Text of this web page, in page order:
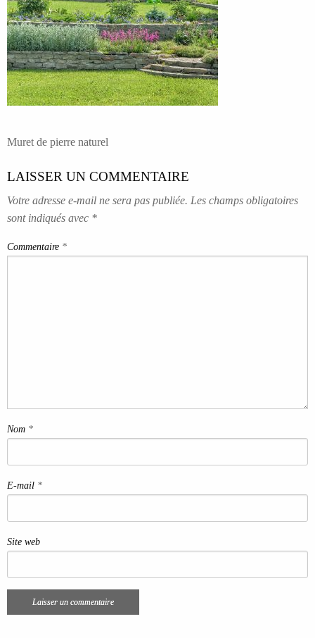
NAVIGATION
L’ARTICLE
Muret de pierre naturel
LAISSER UN COMMENTAIRE
Votre adresse e-mail ne sera pas publiée. Les champs obligatoires
sont indiqués avec *
Commentaire *
Nom *
E-mail *
Site web